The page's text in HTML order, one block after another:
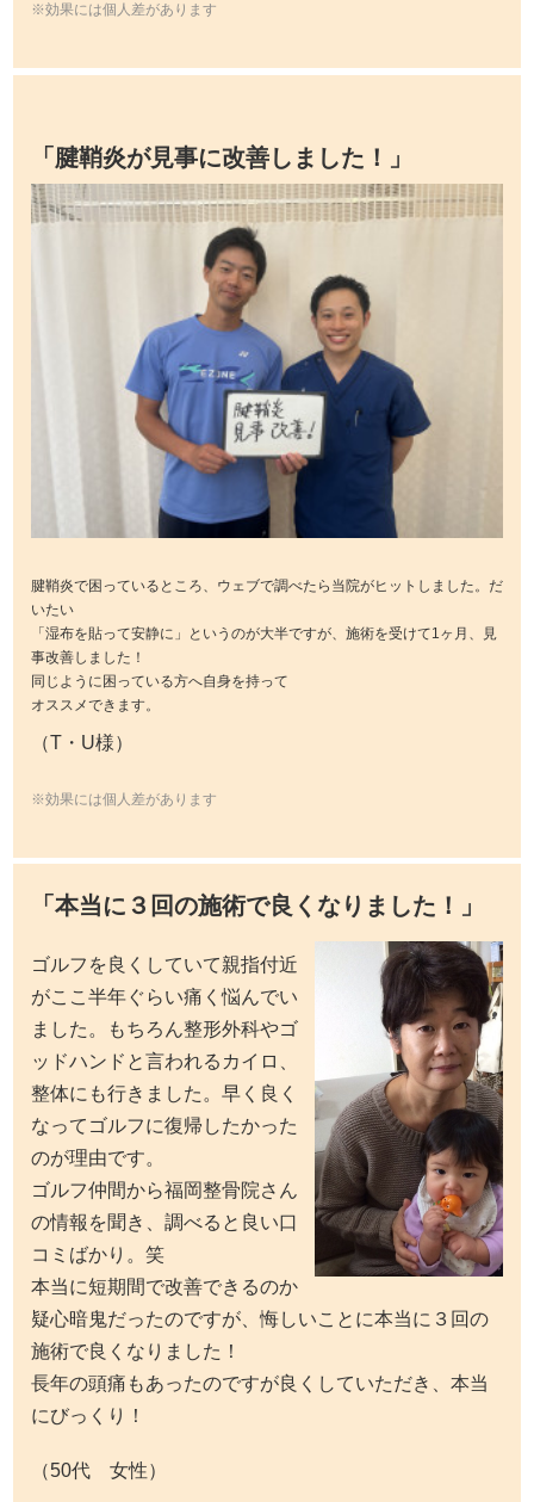
※効果には個人差があります
「腱鞘炎が見事に改善しました！」
腱鞘炎で困っているところ、ウェブで調べたら当院がヒットしました。だ
いたい
「湿布を貼って安静に」というのが大半ですが、施術を受けて1ヶ月、見
事改善しました！
同じように困っている方へ自身を持って
オススメできます。
（T・U様）
※効果には個人差があります
「本当に３回の施術で良くなりました！」
ゴルフを良くしていて親指付近
がここ半年ぐらい痛く悩んでい
ました。もちろん整形外科やゴ
ッドハンドと言われるカイロ、
整体にも行きました。早く良く
なってゴルフに復帰したかった
のが理由です。
ゴルフ仲間から福岡整骨院さん
の情報を聞き、調べると良い口
コミばかり。笑
本当に短期間で改善できるのか
疑心暗鬼だったのですが、悔しいことに本当に３回の
施術で良くなりました！
長年の頭痛もあったのですが良くしていただき、本当
にびっくり！
（50代 女性）